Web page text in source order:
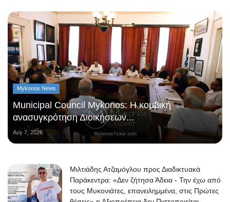
Mykonos News
Municipal Council Mykonos: Η κομβική
ανασυγκρότηση Διοικήσεων...
Αυγ 7, 2026
Μιλτιάδης Ατζαμόγλου προς Διαδικτυακά
Παράκεντρα: «Δεν ζήτησα Άδεια - Την έχω από
τους Μυκονιάτες, επανειλημμένα, στις Πρώτες